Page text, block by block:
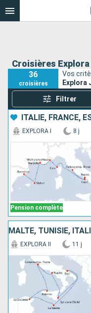
Croisières
36
croisières
Vos
Explora
Filtrer
ITALIE, FRANCE,
Pension complète
EXPLORA I 8 j
MALTE, TUNISIE,
EXPLORA II 11 j